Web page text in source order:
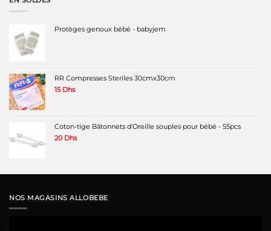
Protèges genoux bébé - babyjem
RR Compresses Steriles 30cmx30cm
15 Dhs
Coton-tige Bâtonnets d'Oreille souples pour bébé - 55pcs
20 Dhs
NOS MAGASINS ALLOBEBE